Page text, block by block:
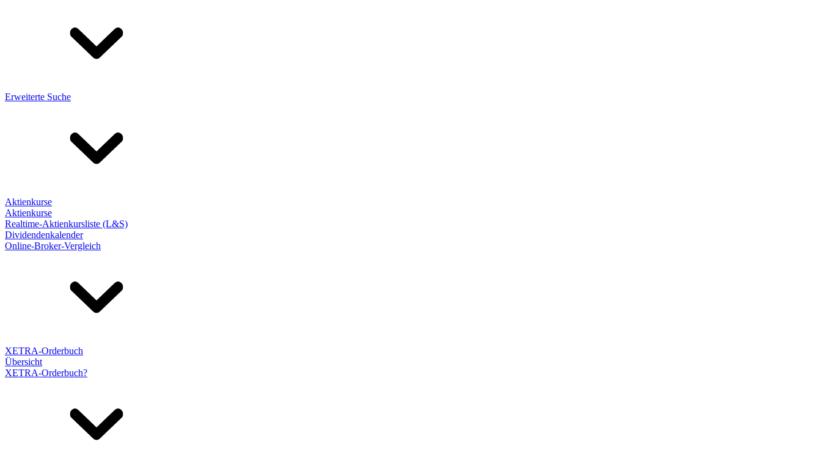
Erweiterte Suche
Aktienkurse
Aktienkurse
Realtime-Aktienkursliste (L&S)
Dividendenkalender
Online-Broker-Vergleich
XETRA-Orderbuch
Übersicht
XETRA-Orderbuch?